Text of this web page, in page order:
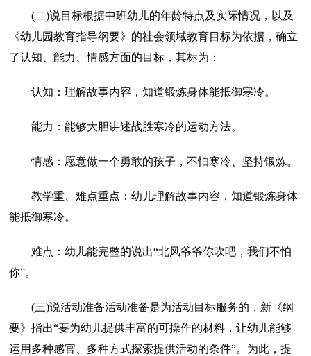
(二)说目标根据中班幼儿的年龄特点及实际情况，以及
《幼儿园教育指导纲要》的社会领域教育目标为依据，确立
了认知、能力、情感方面的目标，其标为：
认知：理解故事内容，知道锻炼身体能抵御寒冷。
能力：能够大胆讲述战胜寒冷的运动方法。
情感：愿意做一个勇敢的孩子，不怕寒冷、坚持锻炼。
教学重、难点重点：幼儿理解故事内容，知道锻炼身体
能抵御寒冷。
难点：幼儿能完整的说出“北风爷爷你吹吧，我们不怕
你”。
(三)说活动准备活动准备是为活动目标服务的，新《纲
要》指出“要为幼儿提供丰富的可操作的材料，让幼儿能够
运用多种感官、多种方式探索提供活动的条件”。为此，提